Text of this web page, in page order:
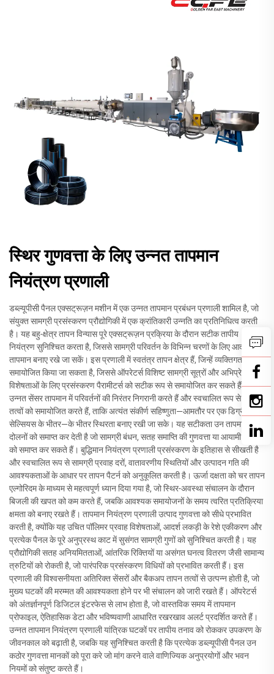
स्थिर गुणवत्ता के लिए उन्नत तापमान
नियंत्रण प्रणाली
डब्ल्यूपीसी पैनल एक्सट्रूज़न मशीन में एक उन्नत तापमान प्रबंधन प्रणाली शामिल है, जो
संयुक्त सामग्री प्रसंस्करण प्रौद्योगिकी में एक क्रांतिकारी उन्नति का प्रतिनिधित्व करती
है। यह बहु-क्षेत्र तापन विन्यास पूरे एक्सट्रूज़न प्रक्रिया के दौरान सटीक तापीय
नियंत्रण सुनिश्चित करता है, जिससे सामग्री परिवर्तन के विभिन्न चरणों के लिए आदर्श
तापमान बनाए रखे जा सकें। इस प्रणाली में स्वतंत्र तापन क्षेत्र हैं, जिन्हें व्यक्तिगत रूप से
समायोजित किया जा सकता है, जिससे ऑपरेटर्स विशिष्ट सामग्री सूत्रों और अभिप्रेत पैनल
विशेषताओं के लिए प्रसंस्करण पैरामीटर्स को सटीक रूप से समायोजित कर सकते हैं।
उन्नत सेंसर तापमान में परिवर्तनों की निरंतर निगरानी करते हैं और स्वचालित रूप से तापन
तत्वों को समायोजित करते हैं, ताकि अत्यंत संकीर्ण सहिष्णुता—आमतौर पर एक डिग्री
सेल्सियस के भीतर—के भीतर स्थिरता बनाए रखी जा सके। यह सटीकता उन तापमान
दोलनों को समाप्त कर देती है जो सामग्री बंधन, सतह समाप्ति की गुणवत्ता या आयामी शुद्धता
को समाप्त कर सकते हैं। बुद्धिमान नियंत्रण प्रणाली प्रसंस्करण के इतिहास से सीखती है
और स्वचालित रूप से सामग्री प्रवाह दरों, वातावरणीय स्थितियों और उत्पादन गति की
आवश्यकताओं के आधार पर तापन पैटर्न को अनुकूलित करती है। ऊर्जा दक्षता को चर तापन
एल्गोरिदम के माध्यम से महत्वपूर्ण ध्यान दिया गया है, जो स्थिर-अवस्था संचालन के दौरान
बिजली की खपत को कम करते हैं, जबकि आवश्यक समायोजनों के समय त्वरित प्रतिक्रिया
क्षमता को बनाए रखते हैं। तापमान नियंत्रण प्रणाली उत्पाद गुणवत्ता को सीधे प्रभावित
करती है, क्योंकि यह उचित पॉलिमर प्रवाह विशेषताओं, आदर्श लकड़ी के रेशे एकीकरण और
प्रत्येक पैनल के पूरे अनुप्रस्थ काट में सुसंगत सामग्री गुणों को सुनिश्चित करती है। यह
प्रौद्योगिकी सतह अनियमितताओं, आंतरिक रिक्तियों या असंगत घनत्व वितरण जैसी सामान्य
त्रुटियों को रोकती है, जो पारंपरिक प्रसंस्करण विधियों को प्रभावित करती हैं। इस
प्रणाली की विश्वसनीयता अतिरिक्त सेंसरों और बैकअप तापन तत्वों से उत्पन्न होती है, जो
मुख्य घटकों की मरम्मत की आवश्यकता होने पर भी संचालन को जारी रखते हैं। ऑपरेटर्स
को अंतर्ज्ञानपूर्ण डिजिटल इंटरफेस से लाभ होता है, जो वास्तविक समय में तापमान
प्रोफाइल, ऐतिहासिक डेटा और भविष्यवाणी आधारित रखरखाव अलर्ट प्रदर्शित करते हैं।
उन्नत तापमान नियंत्रण प्रणाली यांत्रिक घटकों पर तापीय तनाव को रोककर उपकरण के
जीवनकाल को बढ़ाती है, जबकि यह सुनिश्चित करती है कि प्रत्येक डब्ल्यूपीसी पैनल उन
कठोर गुणवत्ता मानकों को पूरा करे जो मांग करने वाले वाणिज्यिक अनुप्रयोगों और भवन
नियमों को संतुष्ट करते हैं।